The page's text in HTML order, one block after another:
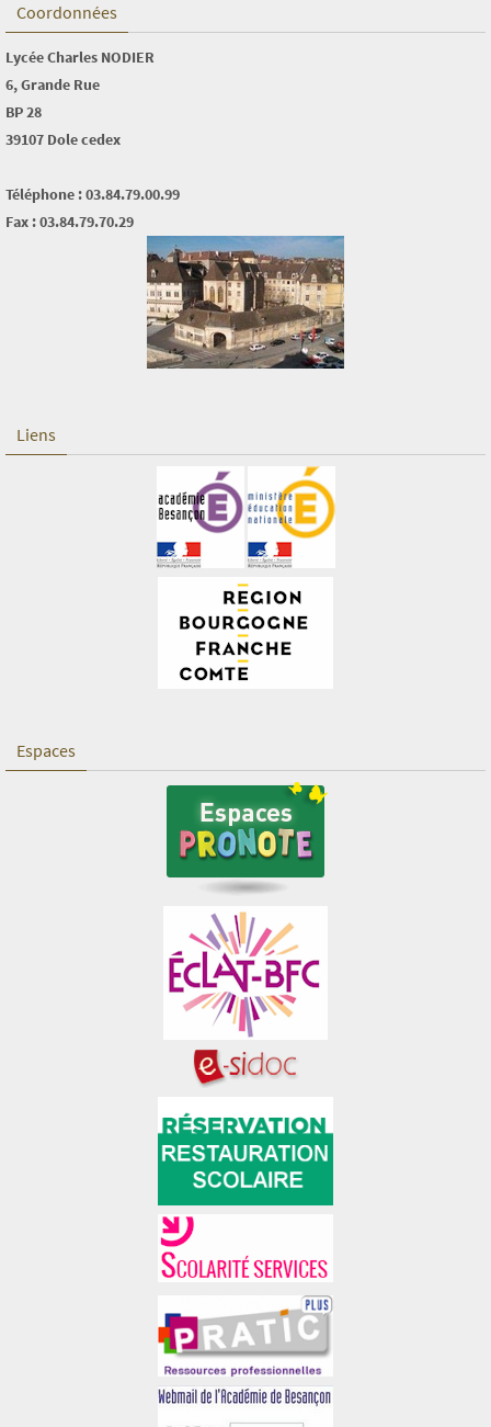
Coordonnées
Lycée Charles NODIER
6, Grande Rue
BP 28
39107 Dole cedex
Téléphone : 03.84.79.00.99
Fax : 03.84.79.70.29
Liens
Espaces